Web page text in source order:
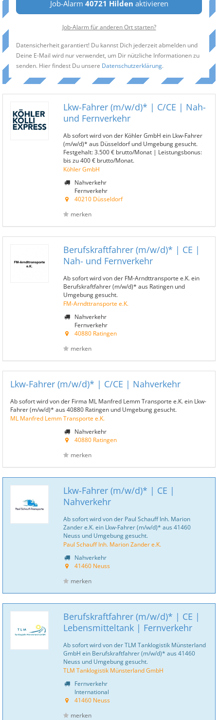
Job-Alarm 40721 Hilden aktivieren
Job-Alarm für anderen Ort starten?
Datensicherheit garantiert! Du kannst Dich jederzeit abmelden und
Deine E-Mail wird nur verwendet, um Dir nützliche Informationen zu
senden. Hier findest Du unsere Datenschutzerklärung.
Lkw-Fahrer (m/w/d)* | C/CE | Nah-
und Fernverkehr
Ab sofort wird von der Köhler GmbH ein Lkw-Fahrer
(m/w/d)* aus Düsseldorf und Umgebung gesucht.
Festgehalt: 3.500 € brutto/Monat | Leistungsbonus:
bis zu 400 € brutto/Monat.
Köhler GmbH
Nahverkehr
Fernverkehr
40210 Düsseldorf
merken
Berufskraftfahrer (m/w/d)* | CE |
Nah- und Fernverkehr
Ab sofort wird von der FM-Arndttransporte e.K. ein
Berufskraftfahrer (m/w/d)* aus Ratingen und
Umgebung gesucht.
FM-Arndttransporte e.K.
Nahverkehr
Fernverkehr
40880 Ratingen
merken
Lkw-Fahrer (m/w/d)* | C/CE | Nahverkehr
Ab sofort wird von der Firma ML Manfred Lemm Transporte e.K. ein Lkw-
Fahrer (m/w/d)* aus 40880 Ratingen und Umgebung gesucht.
ML Manfred Lemm Transporte e.K.
Nahverkehr
40880 Ratingen
merken
Lkw-Fahrer (m/w/d)* | CE |
Nahverkehr
Ab sofort wird von der Paul Schauff Inh. Marion
Zander e.K. ein Lkw-Fahrer (m/w/d)* aus 41460
Neuss und Umgebung gesucht.
Paul Schauff Inh. Marion Zander e.K.
Nahverkehr
41460 Neuss
merken
Berufskraftfahrer (m/w/d)* | CE |
Lebensmitteltank | Fernverkehr
Ab sofort wird von der TLM Tanklogistik Münsterland
GmbH ein Berufskraftfahrer (m/w/d)* aus 41460
Neuss und Umgebung gesucht.
TLM Tanklogistik Münsterland GmbH
Fernverkehr
International
41460 Neuss
merken